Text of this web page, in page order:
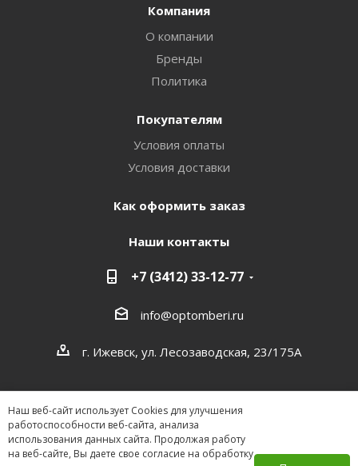
Наш веб-сайт использует Cookies для улучшения
работоспособности веб-сайта, анализа
использования данных сайта. Продолжая работу
на веб-сайте, Вы даете свое согласие на обработку
Компания
О компании
Бренды
Политика
Покупателям
Условия оплаты
Условия доставки
Как оформить заказ
Наши контакты
+7 (3412) 33-12-77
info@optomberi.ru
г. Ижевск, ул. Лесозаводская, 23/175А
2026 ©